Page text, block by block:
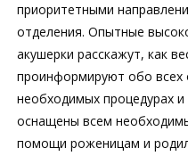
приоритетными
отделения. Опытные
акушерки расскажут, как
проинформируют обо всех
необходимых процедурах
оснащены всем
помощи роженицам и